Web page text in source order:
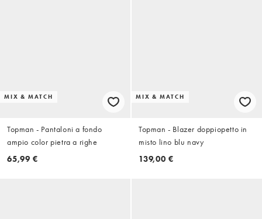
MIX & MATCH
Topman - Pantaloni a fondo
ampio color pietra a righe
65,99 €
MIX & MATCH
Topman - Blazer doppiopetto in
misto lino blu navy
139,00 €